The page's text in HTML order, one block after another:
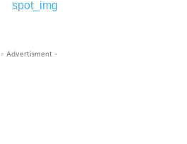
- Advertisment -